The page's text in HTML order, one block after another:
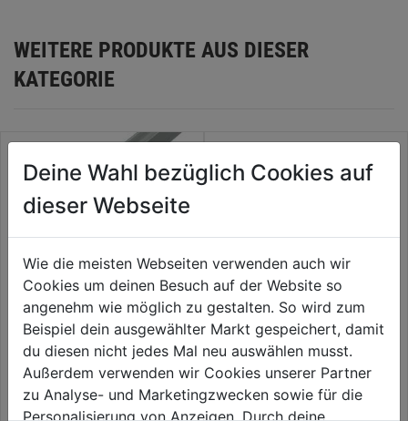
WEITERE PRODUKTE AUS DIESER
KATEGORIE
H-Profil Alu silber eloxiert
0.0 (0)
T-Profil Alu silber eloxiert
0.0 (0)
0.0
Deine Wahl bezüglich Cookies auf
dieser Webseite
Wie die meisten Webseiten verwenden auch wir
Cookies um deinen Besuch auf der Website so
angenehm wie möglich zu gestalten. So wird zum
Beispiel dein ausgewählter Markt gespeichert, damit
du diesen nicht jedes Mal neu auswählen musst.
Außerdem verwenden wir Cookies unserer Partner
zu Analyse- und Marketingzwecken sowie für die
Personalisierung von Anzeigen. Durch deine